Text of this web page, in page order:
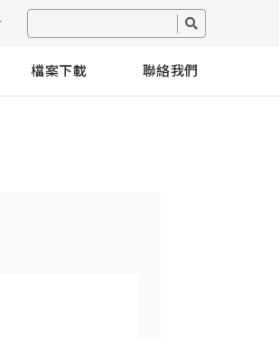
檔案下載 聯絡我們